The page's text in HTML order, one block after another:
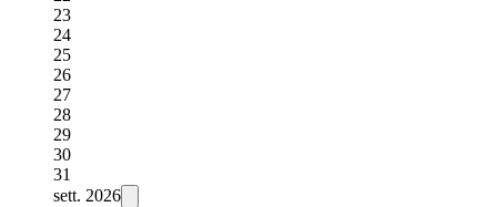
23
24
25
26
27
28
29
30
31
sett. 2026